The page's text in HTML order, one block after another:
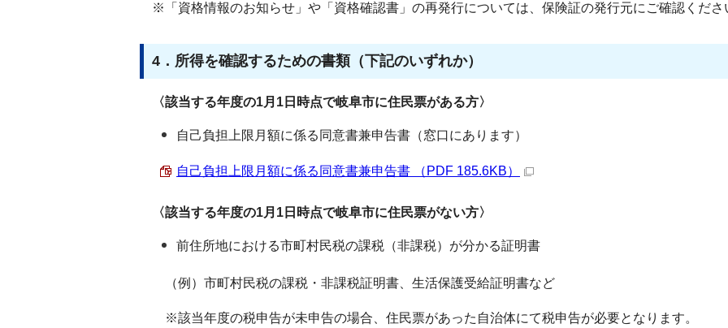
※「資格情報のお知らせ」や「資格確認書」の再発行については、保険証の発行元にご確認くださ
4．所得を確認するための書類（下記のいずれか）
〈該当する年度の1月1日時点で岐阜市に住民票がある方〉
自己負担上限月額に係る同意書兼申告書（窓口にあります）
自己負担上限月額に係る同意書兼申告書 （PDF 185.6KB）
〈該当する年度の1月1日時点で岐阜市に住民票がない方〉
前住所地における市町村民税の課税（非課税）が分かる証明書
（例）市町村民税の課税・非課税証明書、生活保護受給証明書など
※該当年度の税申告が未申告の場合、住民票があった自治体にて税申告が必要となります。